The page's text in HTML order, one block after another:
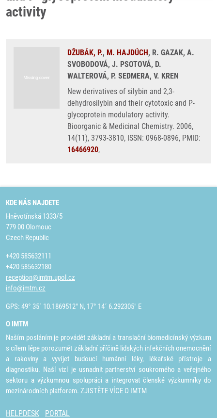
activity
DŽUBÁK, P., M. HAJDÚCH, R. GAZAK, A.
SVOBODOVÁ, J. PSOTOVÁ, D.
WALTEROVÁ, P. SEDMERA, V. KREN
New derivatives of silybin and 2,3-
dehydrosilybin and their cytotoxic and P-
glycoprotein modulatory activity.
Bioorganic & Medicinal Chemistry. 2006,
14(11), 3793-3810, ISSN: 0968-0896, PMID:
16466920,
KDE NÁS NAJDETE
Hněvotínská 1333/5
779 00 Olomouc
Czech Republic
+420 585632111
+420 585632180
reception@imtm.upol.cz
info@imtm.cz
GPS: 49° 35´ 10.1869512" N, 17° 14´ 6.292305" E
O IMTM
Naším posláním je provádět základní a translační biomedicínský výzkum
s cílem lépe porozumět základní příčině lidských infekčních onemocnění
a rakoviny a vyvíjet budoucí humánní léky, lékařské přístroje a
diagnostiku. Naší vizí je usnadnit partnerství soukromého a veřejného
sektoru a výzkumnou spolupráci a integrovat členské výzkumníky do
mezinárodních platforem. ZJISTĚTE VÍCE O IMTM
HELPDESK PORTAL